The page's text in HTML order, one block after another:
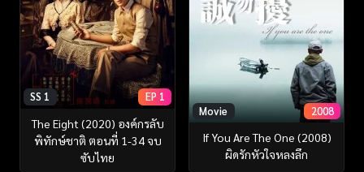
SS 1 EP 1
The Eight (2020) องค์กรลับ
พิทักษ์ชาติ ตอนที่ 1-34 จบ
ซับไทย
Movie 2008
If You Are The One (2008)
ผิดรักหัวใจหลงลึก